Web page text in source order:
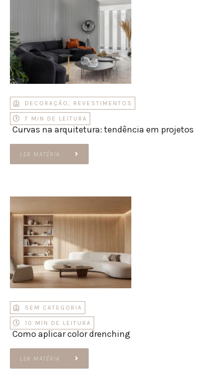
DECORAÇÃO , REVESTIMENTOS
7 MIN DE LEITURA
Curvas na arquitetura: tendência em projetos
LER MATÉRIA
SEM CATEGORIA
10 MIN DE LEITURA
Como aplicar color drenching
LER MATÉRIA